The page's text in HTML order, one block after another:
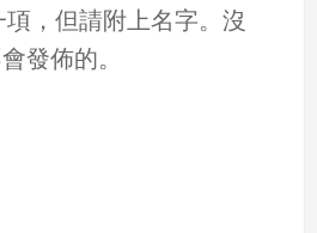
，但請附上名字。沒
發佈的。